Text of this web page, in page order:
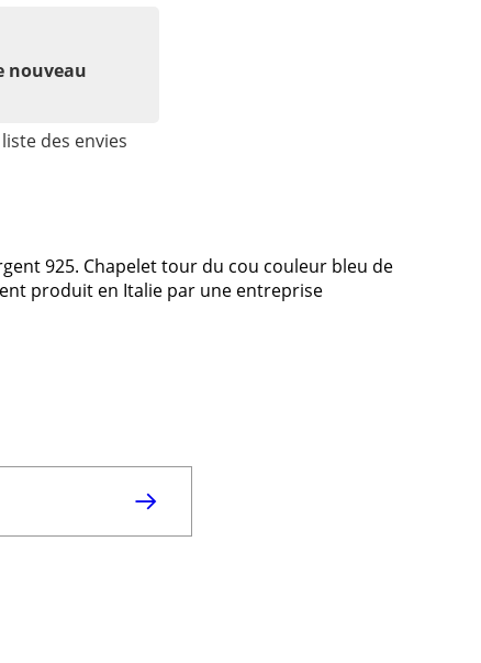
nouveau
des envies
925. Chapelet tour du cou couleur bleu de
produit en Italie par une entreprise